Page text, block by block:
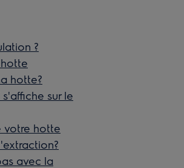
?
hotte?
sur le
votre hotte
avec la